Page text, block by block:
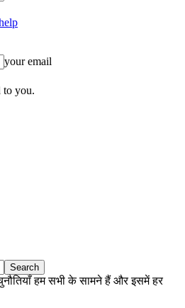
your email
to you.
हम सभी के सामने हैं और इसमें हर